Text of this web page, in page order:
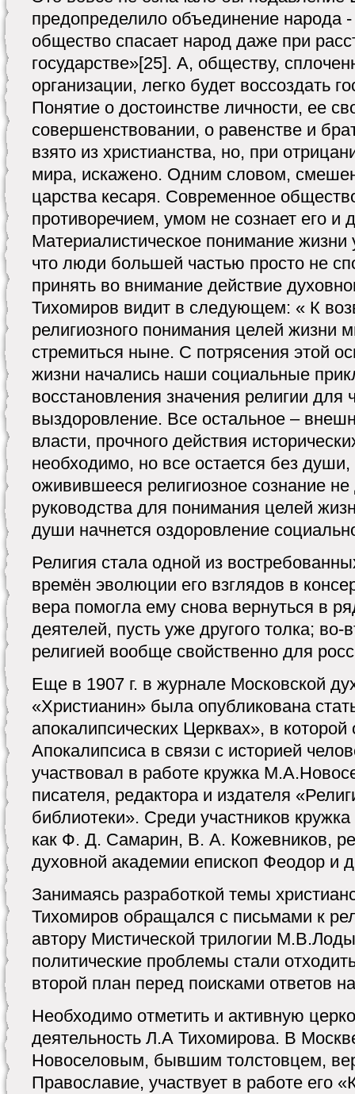
предопределило объединение народа
общество спасает народ даже при
государстве»[25]. А, обществу,
организации, легко будет воссоздать
Понятие о достоинстве личности, ее
совершенствовании, о равенстве и
взято из христианства, но, при
мира, искажено. Одним словом,
царства кесаря. Современное
противоречием, умом не сознает его и
Материалистическое понимание жизни
что люди большей частью просто не
принять во внимание действие
Тихомиров видит в следующем: « К
религиозного понимания целей жизни
стремиться ныне. С потрясения этой
жизни начались наши социальные
восстановления значения религии для
выздоровление. Все остальное –
власти, прочного действия
необходимо, но все остается без
оживившееся религиозное сознание
руководства для понимания целей
души начнется оздоровление
Религия стала одной из
времён эволюции его взглядов в
вера помогла ему снова вернуться в
деятелей, пусть уже другого толка; во-
религией вообще свойственно для
Еще в 1907 г. в журнале Московской
«Христианин» была опубликована
апокалипсических Церквах», в
Апокалипсиса в связи с историей
участвовал в работе кружка
писателя, редактора и издателя
библиотеки». Среди участников
как Ф. Д. Самарин, В. А. Кожевников,
духовной академии епископ Феодор и
Занимаясь разработкой темы
Тихомиров обращался с письмами к
автору Мистической трилогии
политические проблемы стали
второй план перед поисками ответов
Необходимо отметить и активную
деятельность Л.А Тихомирова. В
Новоселовым, бывшим толстовцем,
Православие, участвует в работе его